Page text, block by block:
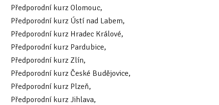
Předporodní kurz Olomouc,
Předporodní kurz Ústí nad Labem,
Předporodní kurz Hradec Králové,
Předporodní kurz Pardubice,
Předporodní kurz Zlín,
Předporodní kurz České Budějovice,
Předporodní kurz Plzeň,
Předporodní kurz Jihlava,